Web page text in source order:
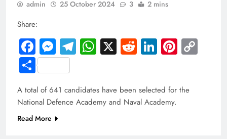
admin 25 October 2024 3 2 mins
Share:
Facebook
Messenger
Telegram
WhatsApp
X RedditLinkedIn
Share
A total of 641 candidates have been selected for the
National Defence Academy and Naval Academy.
Read More